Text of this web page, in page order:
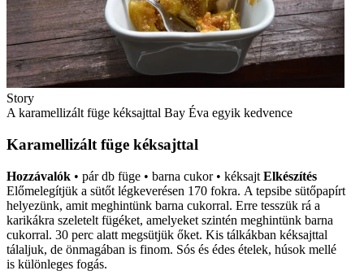
Story
A karamellizált füge kéksajttal Bay Éva egyik kedvence
Karamellizált füge kéksajttal
Hozzávalók • pár db füge • barna cukor • kéksajt Elkészítés
Előmelegítjük a sütőt légkeverésen 170 fokra. A tepsibe sütő­papírt
helyezünk, amit meghintünk barna cukorral. Erre tesszük rá a
karikákra szeletelt fügéket, amelyeket szintén meghintünk barna
cukorral. 30 perc alatt megsütjük őket. Kis tálkákban kéksajttal
tálaljuk, de önmagában is finom. Sós és édes ételek, húsok mellé
is különleges fogás.